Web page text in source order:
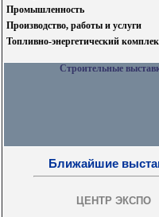
Промышленность
Производство, работы и услуги
Топливно-энергетический
Строительные
Ближайшие
ЦЕНТР ЭКСПО